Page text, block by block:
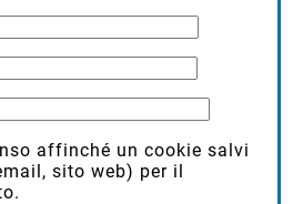
affinché un cookie salvi
sito web) per il